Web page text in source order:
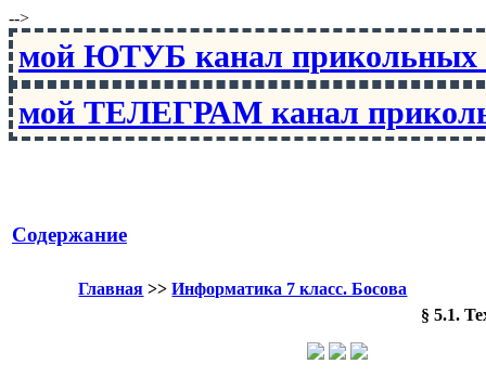
-->
мой ЮТУБ канал
мой ТЕЛЕГРАМ канал
Содержание
Главная >>Информатика 7 класс. Босова
§ 5.1.